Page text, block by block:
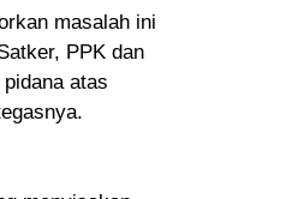
masalah ini
PPK dan
atas